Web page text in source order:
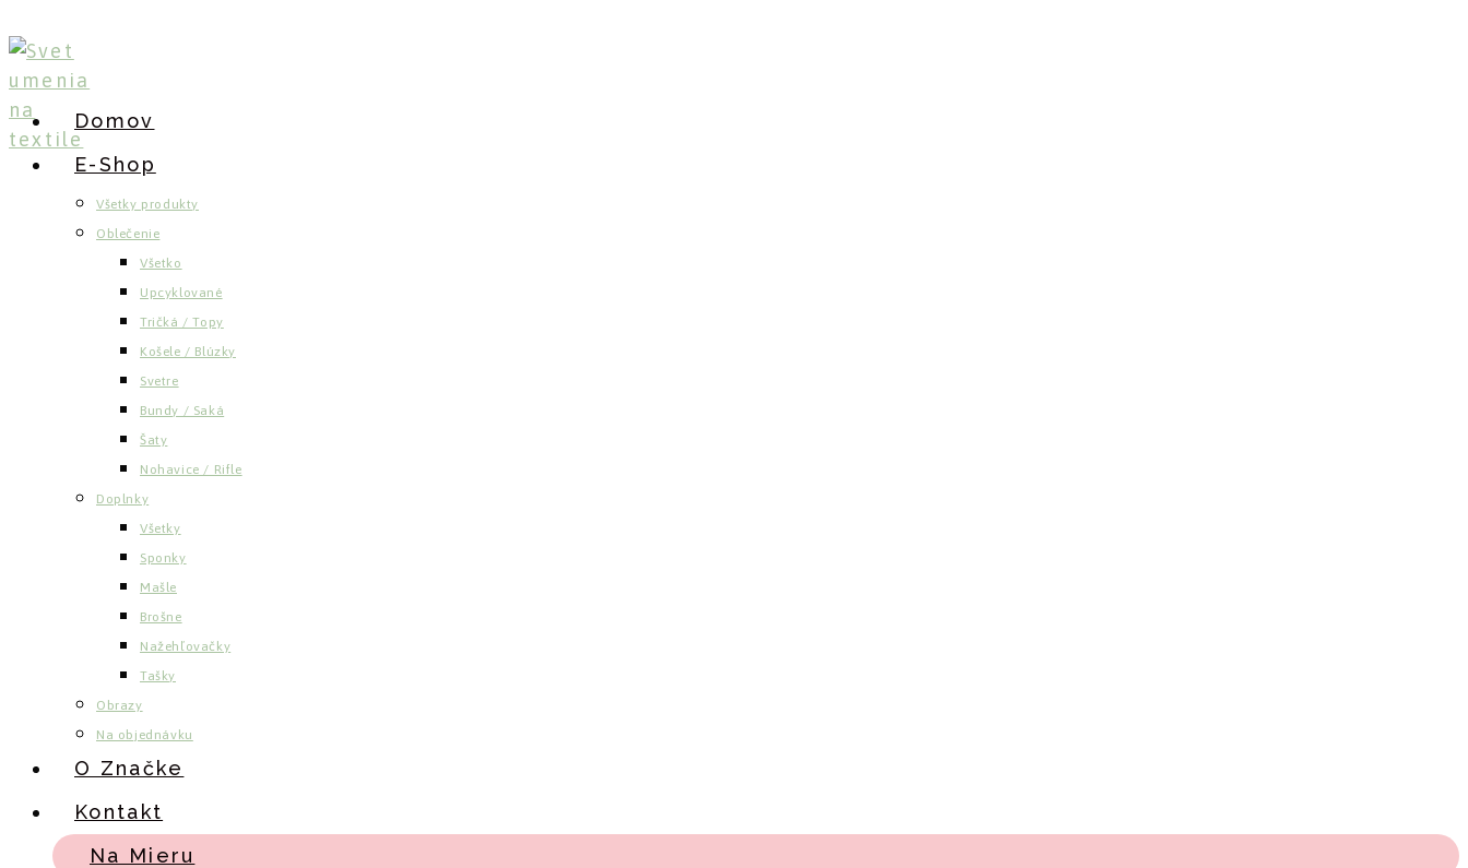
to
content
Domov
E-Shop
Všetky produkty
Oblečenie
Všetko
Upcyklované
Tričká / Topy
Košele / Blúzky
Svetre
Bundy / Saká
Šaty
Nohavice / Rifle
Doplnky
Všetky
Sponky
Mašle
Brošne
Nažehľovačky
Tašky
Obrazy
Na objednávku
O Značke
Kontakt
Na Mieru